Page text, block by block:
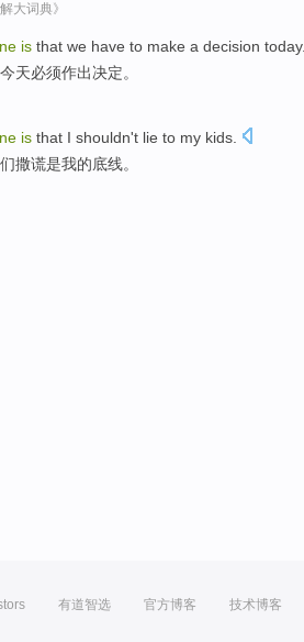
大词典》
is that we have to make a decision today.
今天必须作出决定。
is that I shouldn't lie to my kids.
撒谎是我的底线。
有道智选 官方博客 技术博客